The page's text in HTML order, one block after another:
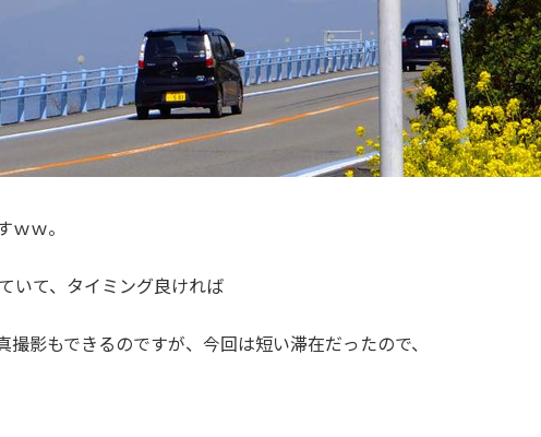
ｗ。
いて、タイミング良ければ
影もできるのですが、今回は短い滞在だったので、